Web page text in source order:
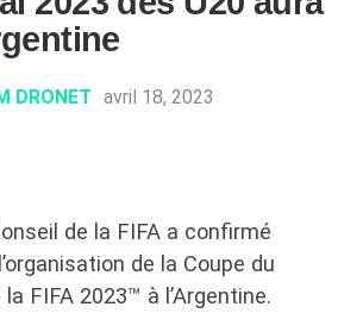
DRONET avril 18, 2023
de la FIFA a confirmé
de la Coupe du
FIFA 2023™ à l’Argentine.